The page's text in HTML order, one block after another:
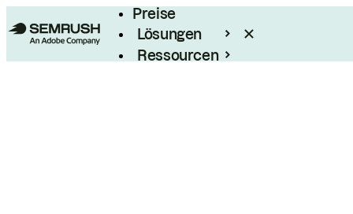
Preise
Lösungen
Ressourcen